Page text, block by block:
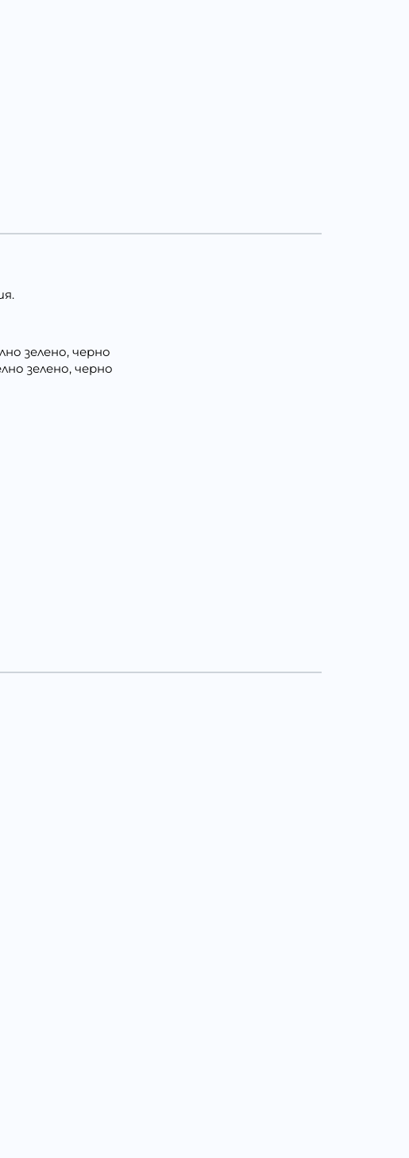
зелено, черно
зелено, черно